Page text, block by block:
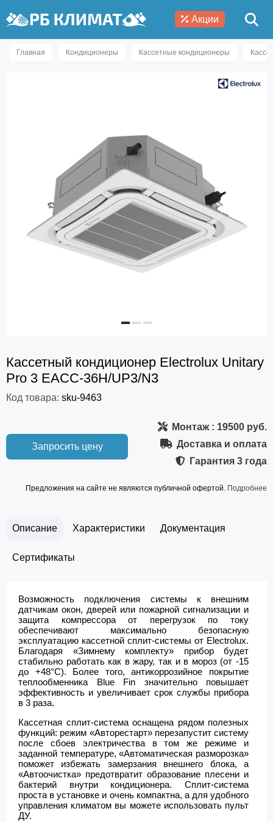
Акции
Главная Кондиционеры Кассетные кондиционеры
Кассетный кондиционер Electrolux Unitary
Pro 3 EACC-36H/UP3/N3
Код товара: sku-9463
Запросить цену
Монтаж: 19500 руб.
Доставка и оплата
Гарантия 3 года
Предложения на сайте не являются публичной офертой. Подробнее
Описание Характеристики Документация
Сертификаты
Возможность подключения системы к внешним
датчикам окон, дверей или пожарной сигнализации и
защита компрессора от перегрузок по току
обеспечивают максимально безопасную
эксплуатацию кассетной сплит-системы от Electrolux.
Благодаря «Зимнему комплекту» прибор будет
стабильно работать как в жару, так и в мороз (от -15
до +48°С). Более того, антикоррозийное покрытие
теплообменника Blue Fin значительно повышает
эффективность и увеличивает срок службы прибора
в 3 раза.
Кассетная сплит-система оснащена рядом полезных
функций: режим «Авторестарт» перезапустит систему
после сбоев электричества в том же режиме и
заданной температуре, «Автоматическая разморозка»
поможет избежать замерзания внешнего блока, а
«Автоочистка» предотвратит образование плесени и
бактерий внутри кондиционера. Сплит-система
проста в установке и очень компактна, а для удобного
управления климатом вы можете использовать пульт
ДУ.